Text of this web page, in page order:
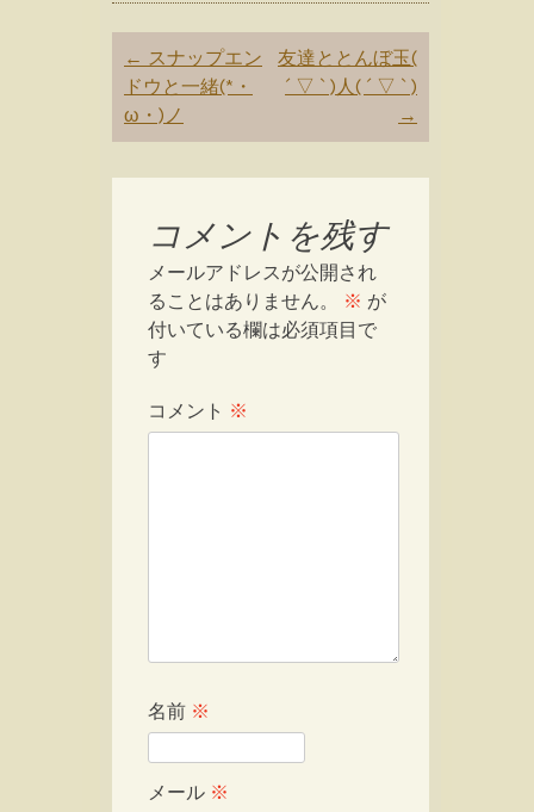
Post
navigation
← スナップエン
ドウと一緒(*・
ω・)ノ
友達ととんぼ玉(
´ ▽ ` )人( ´ ▽ ` )
→
コメントを残す
メールアドレスが公開され
ることはありません。
※ が
付いている欄は必須項目で
す
コメント ※
名前 ※
メール ※